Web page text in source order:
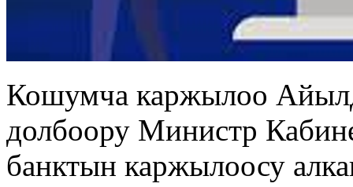
Кошумча каржылоо
долбоору Министр
банктын каржылоосу